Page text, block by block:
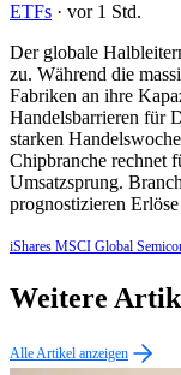
ETFs · vor 1 Std.
Der globale
zu. Während die
Fabriken an ihre
Handelsbarrieren für
starken
Chipbranche rechnet
Umsatzsprung.
prognostizieren
iShares MSCI Global
Weitere
Alle Artikel anzeigen